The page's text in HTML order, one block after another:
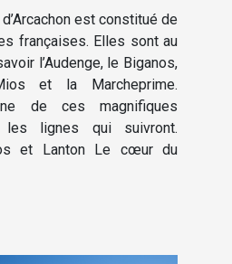
est constitué de
françaises. Elles sont au
l’Audenge, le Biganos,
et la Marcheprime.
de ces magnifiques
les lignes qui suivront.
et Lanton Le cœur du